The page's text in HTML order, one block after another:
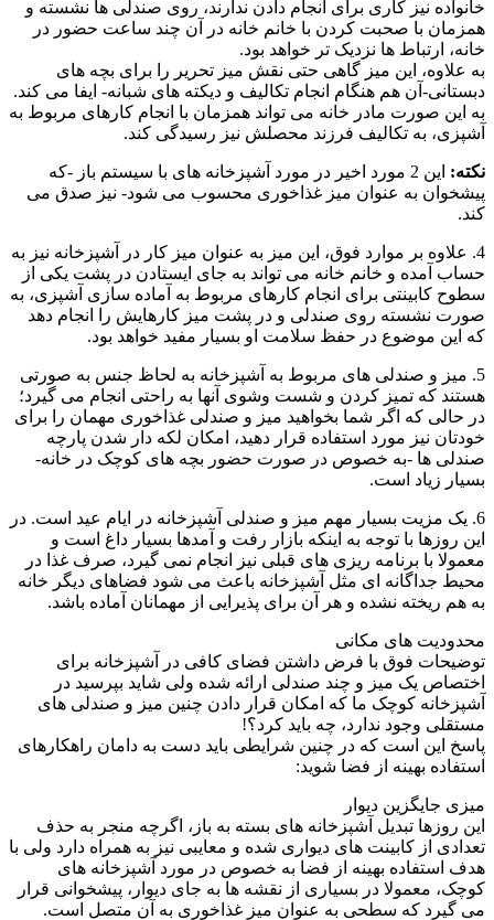
خانواده نیز کاری برای انجام دادن ندارند، روی صندلی ها نشسته و
همزمان با صحبت کردن با خانم خانه در آن چند ساعت حضور در
خانه، ارتباط ها نزدیک تر خواهد بود.
به علاوه، این میز گاهی حتی نقش میز تحریر را برای بچه های
دبستانی-آن هم هنگام انجام تکالیف و دیکته های شبانه- ایفا می کند.
به این صورت مادر خانه می تواند همزمان با انجام کارهای مربوط به
آشپزی، به تکالیف فرزند محصلش نیز رسیدگی کند.
نکته:
این 2 مورد اخیر در مورد آشپزخانه های با سیستم باز -که
پیشخوان به عنوان میز غذاخوری محسوب می شود- نیز صدق می
کند.
4. علاوه بر موارد فوق، این میز به عنوان میز کار در آشپزخانه نیز به
حساب آمده و خانم خانه می تواند به جای ایستادن در پشت یکی از
سطوح کابینتی برای انجام کارهای مربوط به آماده سازی آشپزی، به
صورت نشسته روی صندلی و در پشت میز کارهایش را انجام دهد
که این موضوع در حفظ سلامت او بسیار مفید خواهد بود.
5. میز و صندلی های مربوط به آشپزخانه به لحاظ جنس به صورتی
هستند که تمیز کردن و شست وشوی آنها به راحتی انجام می گیرد؛
در حالی که اگر شما بخواهید میز و صندلی غذاخوری مهمان را برای
خودتان نیز مورد استفاده قرار دهید، امکان لکه دار شدن پارچه
صندلی ها -به خصوص در صورت حضور بچه های کوچک در خانه-
بسیار زیاد است.
6. یک مزیت بسیار مهم میز و صندلی آشپزخانه در ایام عید است. در
این روزها با توجه به اینکه بازار رفت و آمدها بسیار داغ است و
معمولا با برنامه ریزی های قبلی نیز انجام نمی گیرد، صرف غذا در
محیط جداگانه ای مثل آشپزخانه باعث می شود فضاهای دیگر خانه
به هم ریخته نشده و هر آن برای پذیرایی از مهمانان آماده باشد.
محدودیت های مکانی
توضیحات فوق با فرض داشتن فضای کافی در آشپزخانه برای
اختصاص یک میز و چند صندلی ارائه شده ولی شاید بپرسید در
آشپزخانه کوچک ما که امکان قرار دادن چنین میز و صندلی های
مستقلی وجود ندارد، چه باید کرد؟!
پاسخ این است که در چنین شرایطی باید دست به دامان راهکارهای
استفاده بهینه از فضا شوید:
میزی جایگزین دیوار
این روزها تبدیل آشپزخانه های بسته به باز، اگرچه منجر به حذف
تعدادی از کابینت های دیواری شده و معایبی نیز به همراه دارد ولی با
هدف استفاده بهینه از فضا به خصوص در مورد آشپزخانه های
کوچک، معمولا در بسیاری از نقشه ها به جای دیوار، پیشخوانی قرار
می گیرد که سطحی به عنوان میز غذاخوری به آن متصل است.